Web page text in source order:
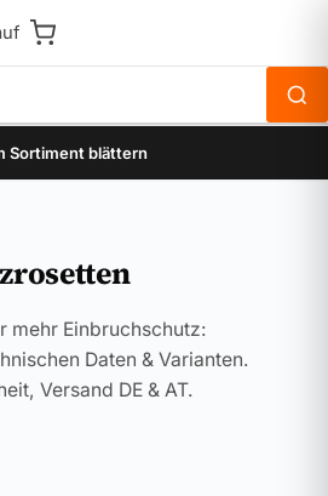
Sortiment blättern
mehr Einbruchschutz:
Daten & Varianten.
Versand DE & AT.